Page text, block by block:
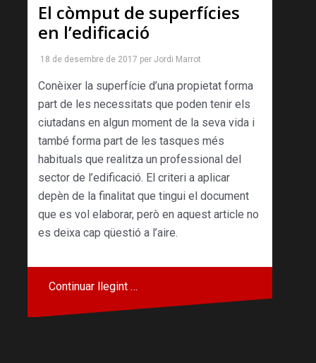
El còmput de superfícies
en l’edificació
18 de desembre de 2017 per Jordi Marrot
Conèixer la superfície d’una propietat forma
part de les necessitats que poden tenir els
ciutadans en algun moment de la seva vida i
també forma part de les tasques més
habituals que realitza un professional del
sector de l’edificació. El criteri a aplicar
depèn de la finalitat que tingui el document
que es vol elaborar, però en aquest article no
es deixa cap qüestió a l’aire.
Continuar llegint …